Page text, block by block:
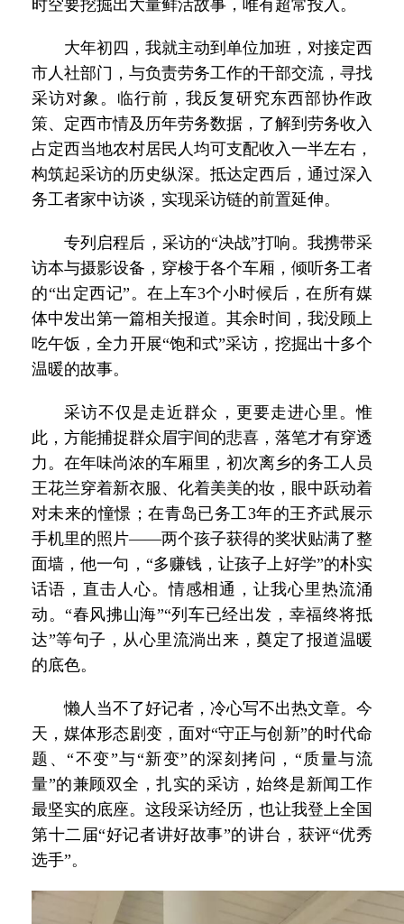
时空要挖掘出大量鲜活故事，唯有超常投入。
大年初四，我就主动到单位加班，对接定西
市人社部门，与负责劳务工作的干部交流，寻找
采访对象。临行前，我反复研究东西部协作政
策、定西市情及历年劳务数据，了解到劳务收入
占定西当地农村居民人均可支配收入一半左右，
构筑起采访的历史纵深。抵达定西后，通过深入
务工者家中访谈，实现采访链的前置延伸。
专列启程后，采访的“决战”打响。我携带采
访本与摄影设备，穿梭于各个车厢，倾听务工者
的“出定西记”。在上车3个小时候后，在所有媒
体中发出第一篇相关报道。其余时间，我没顾上
吃午饭，全力开展“饱和式”采访，挖掘出十多个
温暖的故事。
采访不仅是走近群众，更要走进心里。惟
此，方能捕捉群众眉宇间的悲喜，落笔才有穿透
力。在年味尚浓的车厢里，初次离乡的务工人员
王花兰穿着新衣服、化着美美的妆，眼中跃动着
对未来的憧憬；在青岛已务工3年的王齐武展示
手机里的照片——两个孩子获得的奖状贴满了整
面墙，他一句，“多赚钱，让孩子上好学”的朴实
话语，直击人心。情感相通，让我心里热流涌
动。“春风拂山海”“列车已经出发，幸福终将抵
达”等句子，从心里流淌出来，奠定了报道温暖
的底色。
懒人当不了好记者，冷心写不出热文章。今
天，媒体形态剧变，面对“守正与创新”的时代命
题、“不变”与“新变”的深刻拷问，“质量与流
量”的兼顾双全，扎实的采访，始终是新闻工作
最坚实的底座。这段采访经历，也让我登上全国
第十二届“好记者讲好故事”的讲台，获评“优秀
选手”。